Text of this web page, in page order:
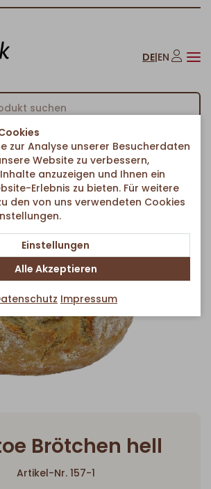
DE|EN
/Brötchen Potatoe Brötchen hell
Brötchen hell
Artikel-Nr. 157-1
zur Analyse unserer Besucherdaten
Website zu verbessern,
anzuzeigen und Ihnen ein
Erlebnis zu bieten. Für weitere
den von uns verwendeten Cookies
Einstellungen
Alle Akzeptieren
Impressum